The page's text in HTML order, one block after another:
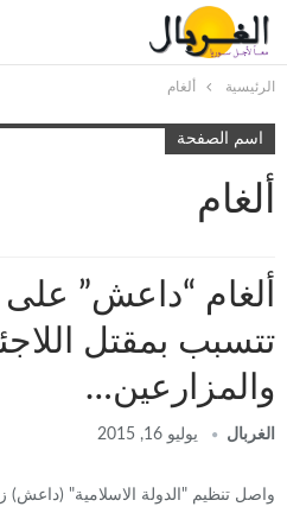
الرئيسية ألغام
اسم الصفحة
ألغام
ألغام “داعش” على
تتسبب بمقتل
والمزارعين…
الغربال يوليو 16, 2015
واصل تنظيم "الدولة الاسلامية" (داعش)